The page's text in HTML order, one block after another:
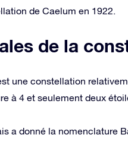
de Caelum en 1922.
de la
une constellation
à 4 et seulement deux
a donné la nomenclature